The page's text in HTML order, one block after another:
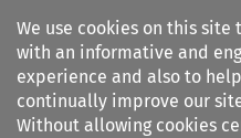
We use cookies on this site
with an informative and
experience and also to
continually improve our
Without allowing cookies